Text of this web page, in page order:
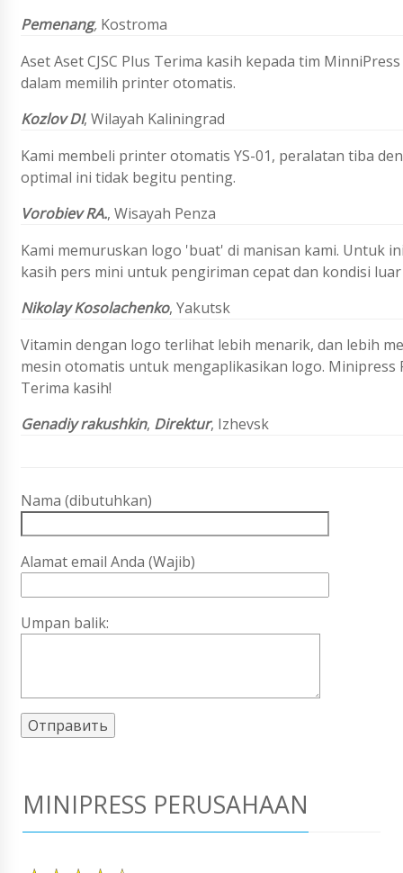
Pemenang, Kostroma
Aset Aset CJSC Plus Terima kasih kepada tim
dalam memilih printer otomatis.
KozlovDI, Wilayah Kaliningrad
Kami membeli printer otomatis YS-01, peralatan tiba
optimal ini tidak begitu penting.
VorobievRA., Wisayah Penza
Kami memuruskan logo 'buat' di manisan kami. Untuk
kasih pers mini untuk pengiriman cepat dan kondisi luar
Nikolay Kosolachenko, Yakutsk
Vitamin dengan logo terlihat lebih menarik, dan lebih
mesin otomatis untuk mengaplikasikan logo.
Terima kasih!
Genadiy rakushkin, Direktur, Izhevsk
Nama (dibutuhkan)
Alamat email Anda (Wajib)
Umpan balik:
MINIPRESS PERUSAHAAN